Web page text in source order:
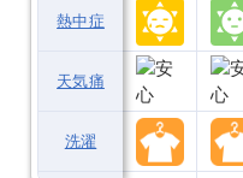
熱中症
天気痛
洗濯